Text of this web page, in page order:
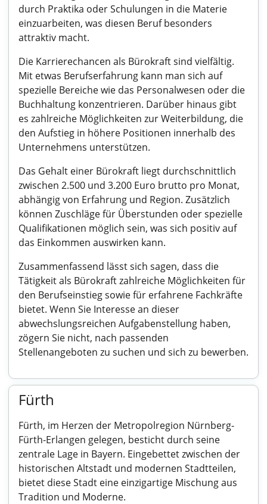
durch Praktika oder Schulungen in die Materie
einzuarbeiten, was diesen Beruf besonders
attraktiv macht.
Die Karrierechancen als Bürokraft sind vielfältig.
Mit etwas Berufserfahrung kann man sich auf
spezielle Bereiche wie das Personalwesen oder die
Buchhaltung konzentrieren. Darüber hinaus gibt
es zahlreiche Möglichkeiten zur Weiterbildung, die
den Aufstieg in höhere Positionen innerhalb des
Unternehmens unterstützen.
Das Gehalt einer Bürokraft liegt durchschnittlich
zwischen 2.500 und 3.200 Euro brutto pro Monat,
abhängig von Erfahrung und Region. Zusätzlich
können Zuschläge für Überstunden oder spezielle
Qualifikationen möglich sein, was sich positiv auf
das Einkommen auswirken kann.
Zusammenfassend lässt sich sagen, dass die
Tätigkeit als Bürokraft zahlreiche Möglichkeiten für
den Berufseinstieg sowie für erfahrene Fachkräfte
bietet. Wenn Sie Interesse an dieser
abwechslungsreichen Aufgabenstellung haben,
zögern Sie nicht, nach passenden
Stellenangeboten zu suchen und sich zu bewerben.
Fürth
Fürth, im Herzen der Metropolregion Nürnberg-
Fürth-Erlangen gelegen, besticht durch seine
zentrale Lage in Bayern. Eingebettet zwischen der
historischen Altstadt und modernen Stadtteilen,
bietet diese Stadt eine einzigartige Mischung aus
Tradition und Moderne.